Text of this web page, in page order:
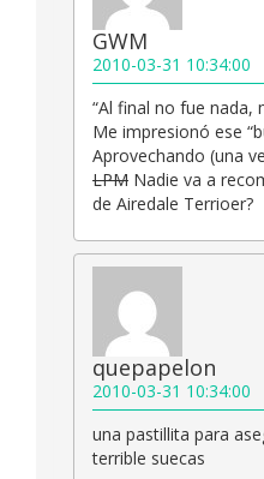
GWM
2010-03-31 10:34:00
“Al final no fue nada,
Me impresionó ese
Aprovechando (una
LPM Nadie va a
de Airedale Terrioer?
quepapelon
2010-03-31 10:34:00
una pastillita para
terrible suecas